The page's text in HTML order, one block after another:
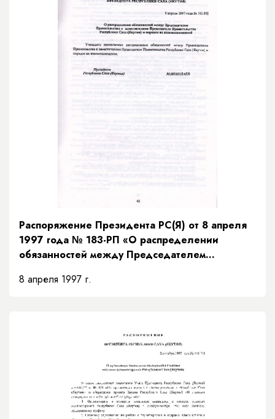
Распоряжение Президента РС(Я) от 8 апреля
1997 года № 183-РП «О распределении
обязанностей между Председателем
Правительства Республики Саха (Якутия) и
8 апреля 1997 г.